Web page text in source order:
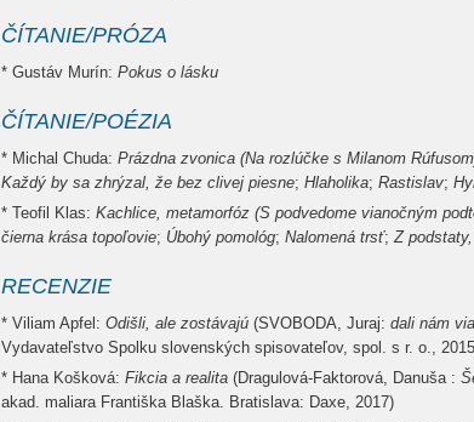
ČÍTANIE/PRÓZA
* Gustáv Murín: Pokus o lásku
ČÍTANIE/POÉZIA
* Michal Chuda: Prázdna zvonica (Na rozlúčke s Milanom
Každý by sa zhrýzal, že bez clivej piesne; Hlaholika; Rastislav;
* Teofil Klas: Kachlice, metamorfóz (S podvedome vianočným
čierna krása topoľovie; Úbohý pomológ; Nalomená trsť;Z
RECENZIE
* Viliam Apfel: Odišli, ale zostávajú (SVOBODA, Juraj: dali nám
Vydavateľstvo Spolku slovenských spisovateľov, spol. s r. o.,
* Hana Košková: Fikcia a realita (Dragulová-Faktorová, Danuša :
akad. maliara Františka Blaška. Bratislava: Daxe, 2017)